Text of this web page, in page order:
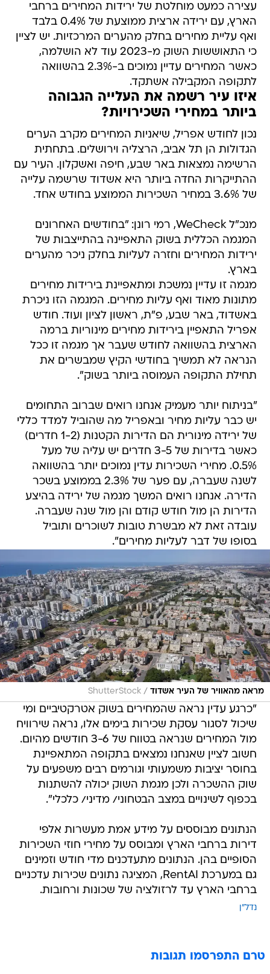
עצירה כמעט מוחלטת של ירידות המחירים ברחבי
הארץ, עם ירידה ארצית ממוצעת של 0.4% בלבד
ואף עליית מחירים בחלק מהערים המרכזיות. יש לציין
כי התאוששות השוק מ-2023 עוד לא הושלמה,
כאשר המחירים עדיין נמוכים ב-2.3% בהשוואה
לתקופה המקבילה אשתקד.
איזו עיר רשמה את העלייה הגבוהה
ביותר במחירי השכירויות?
נכון לחודש אפריל, שיאניות המחירים מקרב הערים
הגדולות הן תל אביב, הרצליה וירושלים. בתחתית
הרשימה נמצאות באר שבע, חיפה ואשקלון. העיר עם
ההתייקרות החדה ביותר היא אשדוד שרשמה עלייה
של 3.6% במחיר השכירות הממוצע בחודש אחד.
מנכ"ל WeCheck, רמי רונן: "בחודשים האחרונים
המגמה הכללית בשוק התאפיינה בהתייצבות של
ירידות המחירים וחזרה לעליות בחלק ניכר מהערים
בארץ.
מגמה זו עדיין נמשכת ומתאפיינת בירידות מחירים
מתונות מאוד ואף עליות מחירים. המגמה הזו ניכרת
באשדוד, באר שבע, פ"ת, ראשון לציון ועוד. חודש
אפריל התאפיין בירידות מחירים מינוריות ברמה
הארצית בהשוואה לחודש שעבר אך מגמה זו ככל
הנראה לא תמשיך בחודשי הקיץ שמבשרים את
תחילת התקופה העמוסה ביותר בשוק".
"בניתוח יותר מעמיק אנחנו רואים שברוב התחומים
יש כבר עליות מחיר ובאפריל מה שהוביל למדד כללי
של ירידה מינורית הם הדירות הקטנות (1-2 חדרים)
כאשר בדירות של 3-5 חדרים יש עליה של מעל
0.5%. מחירי השכירות עדין נמוכים יותר בהשוואה
לשנה שעברה, עם פער של 2.3% בממוצע בשכר
הדירה. אנחנו רואים המשך מגמה של ירידה בהיצע
הדירות הן מול חודש קודם והן מול שנה שעברה.
עובדה זאת לא מבשרת טובות לשוכרים ותוביל
בסופו של דבר לעליות מחירים".
מראה מהאוויר של העיר אשדוד /
ShutterStock
"כרגע עדין נראה שהמחירים בשוק אטרקטיביים ומי
שיכול לסגור עסקת שכירות בימים אלו, נראה שירוויח
מול המחירים שנראה בטווח של 3-6 חודשים מהיום.
חשוב לציין שאנחנו נמצאים בתקופה המתאפיינת
בחוסר יציבות משמעותי וגורמים רבים משפעים על
שוק ההשכרה ולכן מגמת השוק יכולה להשתנות
בכפוף לשינויים במצב הבטחוני/ מדיני/ כלכלי".
הנתונים מבוססים על מידע אמת מעשרות אלפי
דירות ברחבי הארץ ומבוסס על מחירי חוזי השכירות
הסופיים בהן. הנתונים מתעדכנים מדי חודש וזמינים
גם במערכת RentAI, המציגה נתונים שכירות עדכניים
ברחבי הארץ עד לרזולציה של שכונות ורחובות.
נדל"ן
טרם התפרסמו תגובות